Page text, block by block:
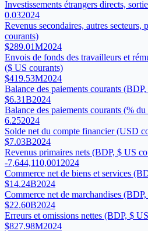
Investissements étrangers directs,
0.032024
Revenus secondaires, autres secteurs,
courants)
$289.01M2024
Envois de fonds des travailleurs et
($ US courants)
$419.53M2024
Balance des paiements courants
$6.31B2024
Balance des paiements courants (%
6.252024
Solde net du compte financier (USD
$7.03B2024
Revenus primaires nets (BDP, $ US
-7,644,110,001 2024
Commerce net de biens et services
$14.24B2024
Commerce net de marchandises
$22.60B2024
Erreurs et omissions nettes (BDP, $
$827.98M2024